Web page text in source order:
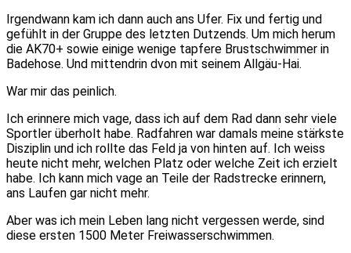
Irgendwann kam ich dann auch ans Ufer. Fix und fertig und
gefühlt in der Gruppe des letzten Dutzends. Um mich herum
die AK70+ sowie einige wenige tapfere Brustschwimmer in
Badehose. Und mittendrin dvon mit seinem Allgäu-Hai.
War mir das peinlich.
Ich erinnere mich vage, dass ich auf dem Rad dann sehr viele
Sportler überholt habe. Radfahren war damals meine stärkste
Disziplin und ich rollte das Feld ja von hinten auf. Ich weiss
heute nicht mehr, welchen Platz oder welche Zeit ich erzielt
habe. Ich kann mich vage an Teile der Radstrecke erinnern,
ans Laufen gar nicht mehr.
Aber was ich mein Leben lang nicht vergessen werde, sind
diese ersten 1500 Meter Freiwasserschwimmen.